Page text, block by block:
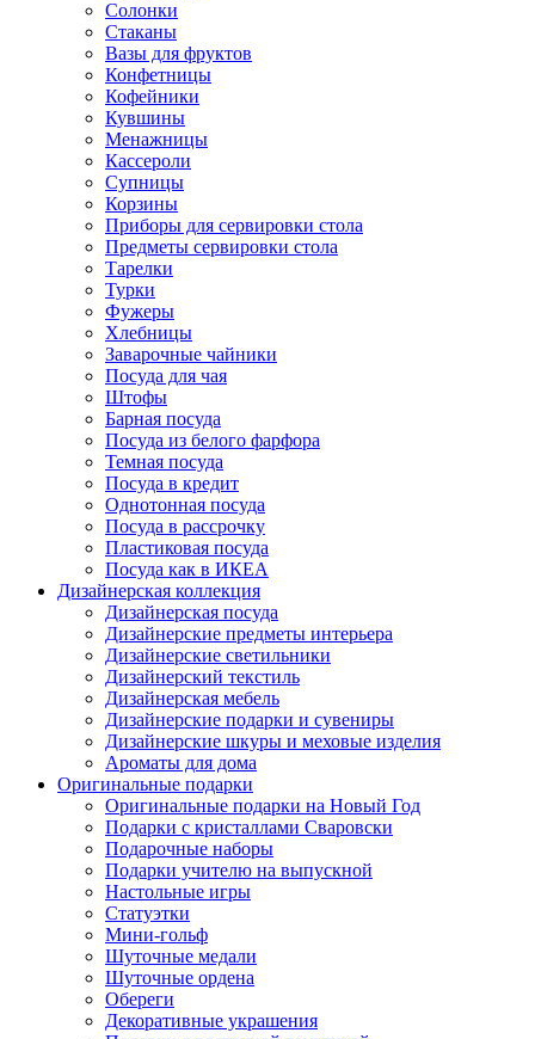
Солонки
Стаканы
Вазы для фруктов
Конфетницы
Кофейники
Кувшины
Менажницы
Кассероли
Супницы
Корзины
Приборы для сервировки стола
Предметы сервировки стола
Тарелки
Турки
Фужеры
Хлебницы
Заварочные чайники
Посуда для чая
Штофы
Барная посуда
Посуда из белого фарфора
Темная посуда
Посуда в кредит
Однотонная посуда
Посуда в рассрочку
Пластиковая посуда
Посуда как в ИКЕА
Дизайнерская коллекция
Дизайнерская посуда
Дизайнерские предметы интерьера
Дизайнерские светильники
Дизайнерский текстиль
Дизайнерская мебель
Дизайнерские подарки и сувениры
Дизайнерские шкуры и меховые изделия
Ароматы для дома
Оригинальные подарки
Оригинальные подарки на Новый Год
Подарки с кристаллами Сваровски
Подарочные наборы
Подарки учителю на выпускной
Настольные игры
Статуэтки
Мини-гольф
Шуточные медали
Шуточные ордена
Обереги
Декоративные украшения